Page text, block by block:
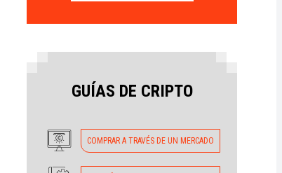
GUÍAS DE CRIPTO
COMPRAR A TRAVÉS DE UN MERCADO